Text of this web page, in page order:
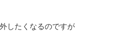
したくなるのですが